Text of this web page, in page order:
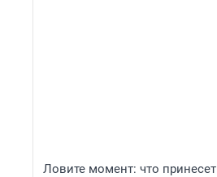
Ловите момент: что принесет